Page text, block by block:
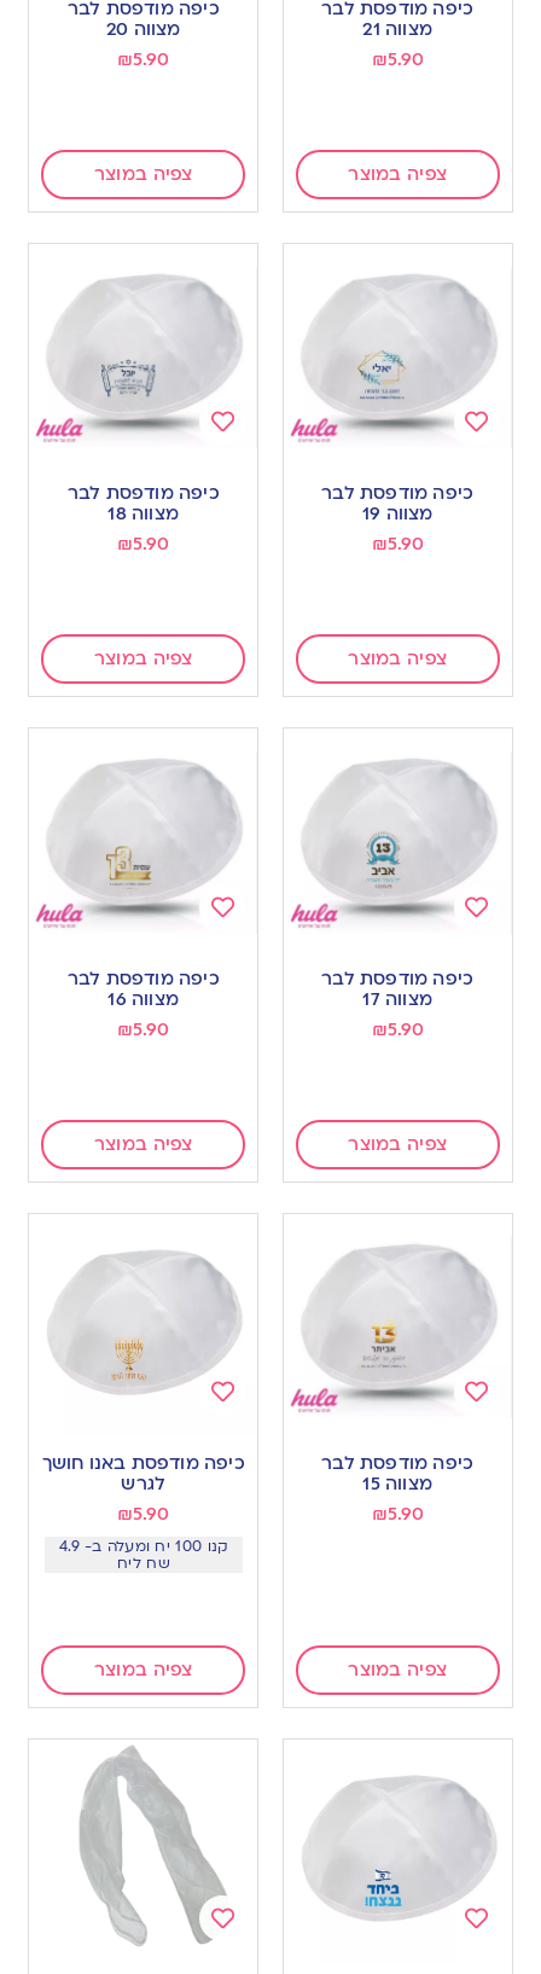
wishlist
כיפה מודפסת לבר
מצווה 21
₪5.90
צפיה במוצר
wishlist
כיפה מודפסת לבר
מצווה 20
₪5.90
צפיה במוצר
wishlist
כיפה מודפסת לבר
מצווה 19
₪5.90
צפיה במוצר
wishlist
כיפה מודפסת לבר
מצווה 18
₪5.90
צפיה במוצר
wishlist
כיפה מודפסת לבר
מצווה 17
₪5.90
צפיה במוצר
wishlist
כיפה מודפסת לבר
מצווה 16
₪5.90
צפיה במוצר
wishlist
כיפה מודפסת לבר
מצווה 15
₪5.90
צפיה במוצר
to
כיפה מודפסת באנו חושך
לגרש
₪5.90
קנו 100 יח ומעלה ב- 4.9
שח ליח
צפיה במוצר